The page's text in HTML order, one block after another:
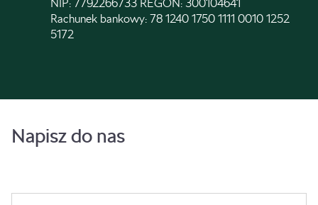
NIP: 7792266733 REGON: 300104641
Rachunek bankowy: 78 1240 1750 1111 0010 1252
5172
Napisz do nas